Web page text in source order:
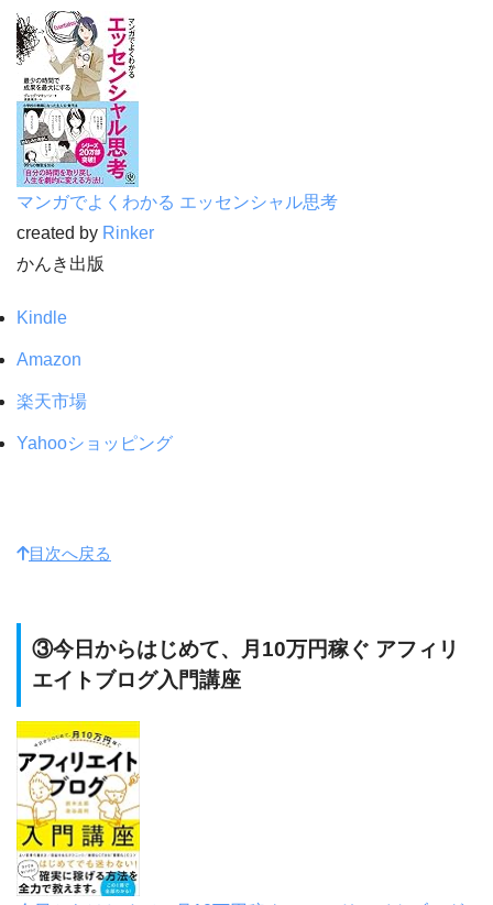
マンガでよくわかる エッセンシャル思考
created by Rinker
かんき出版
Kindle
Amazon
楽天市場
Yahooショッピング
目次へ戻る
③今日からはじめて、月10万円稼ぐ アフィリ
エイトブログ入門講座